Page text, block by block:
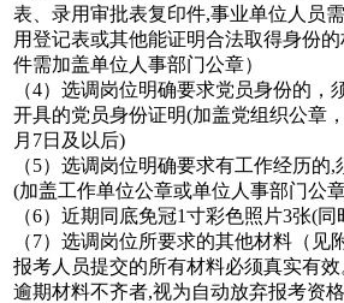
表、录用审批表复印件,事业单位人员
用登记表或其他能证明合法取得身份
件需加盖单位人事部门公章）
（4）选调岗位明确要求党员身份的，
开具的党员身份证明(加盖党组织公章
月7日及以后)
（5）选调岗位明确要求有工作经历的
(加盖工作单位公章或单位人事部门公章
（6）近期同底免冠1寸彩色照片3张(同
（7）选调岗位所要求的其他材料（见
报考人员提交的所有材料必须真实有
逾期材料不齐者,视为自动放弃报考资